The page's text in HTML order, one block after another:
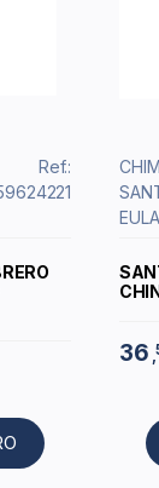
Ref.:
36 ,